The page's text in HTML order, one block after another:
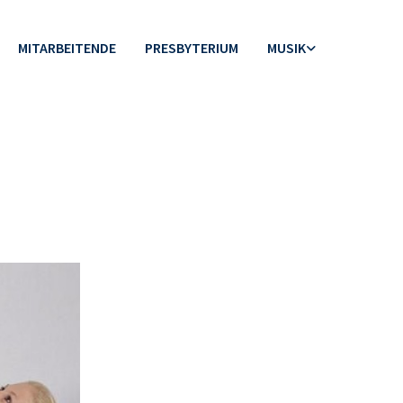
MITARBEITENDE PRESBYTERIUM MUSIK